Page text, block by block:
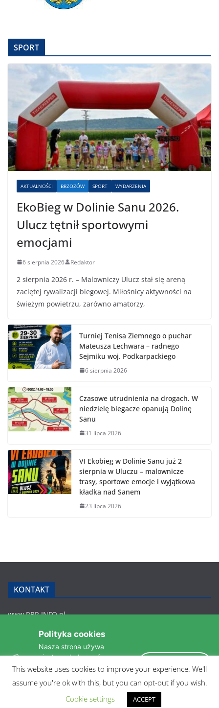
SPORT
AKTUALNOŚCI BRZOZÓW SPORT WYDARZENIA
EkoBieg w Dolinie Sanu 2026.
Ulucz tętnił sportowymi
emocjami
6 sierpnia 2026 Redaktor
2 sierpnia 2026 r. – Malowniczy Ulucz stał się areną
zaciętej rywalizacji biegowej. Miłośnicy aktywności na
świeżym powietrzu, zarówno amatorzy,
Turniej Tenisa Ziemnego o puchar
Mateusza Lechwara – radnego
Sejmiku woj. Podkarpackiego
6 sierpnia 2026
Czasowe utrudnienia na drogach. W
niedzielę biegacze opanują Dolinę
Sanu
31 lipca 2026
VI Ekobieg w Dolinie Sanu już 2
sierpnia w Uluczu – malownicze
trasy, sportowe emocje i wyjątkowa
kładka nad Sanem
23 lipca 2026
KONTAKT
www.RBR.INFO.pl
36-200 Brzozów
rbr.info.pl@gmail.com
POLITYKA PRYWATNOŚCI
This website uses cookies to improve your experience. We'll
assume you're ok with this, but you can opt-out if you wish.
Cookie settings
ACCEPT
Polityka cookies
Nasza strona używa
ciasteczek do analizy
statystyk i zapewnienia
pomiędzi wizytami.
Czytaj więcej »
Akceptuję